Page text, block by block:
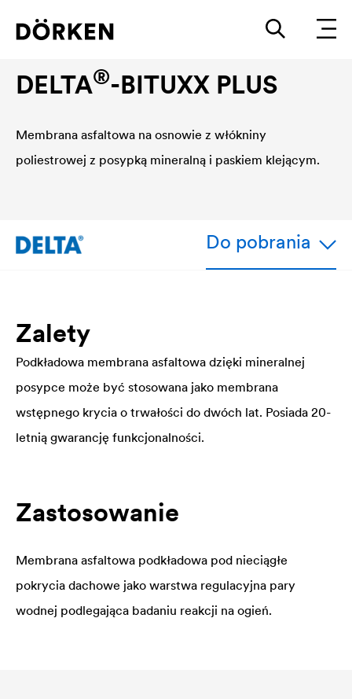
DELTA®-BITUXX PLUS
Membrana asfaltowa na osnowie z włókniny
poliestrowej z posypką mineralną i paskiem klejącym.
Do pobrania
Zalety
Podkładowa membrana asfaltowa dzięki mineralnej
posypce może być stosowana jako membrana
wstępnego krycia o trwałości do dwóch lat. Posiada 20-
letnią gwarancję funkcjonalności.
Zastosowanie
Membrana asfaltowa podkładowa pod nieciągłe
pokrycia dachowe jako warstwa regulacyjna pary
wodnej podlegająca badaniu reakcji na ogień.